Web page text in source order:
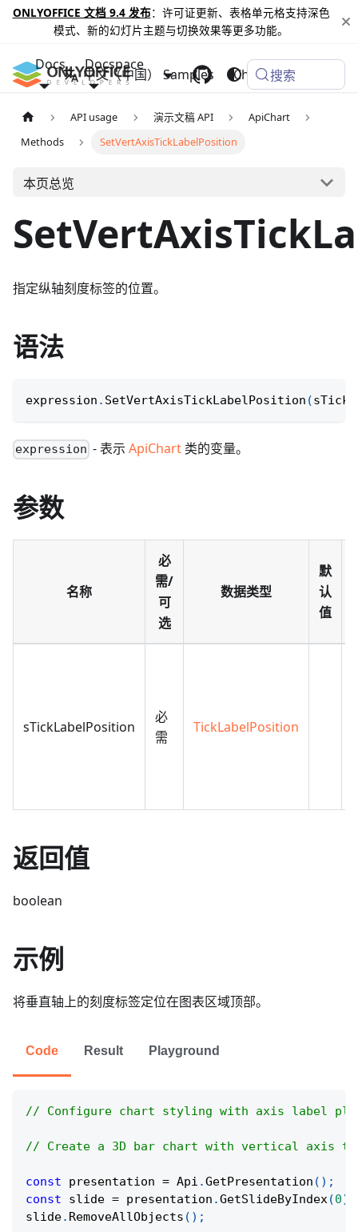
ONLYOFFICE 文档 9.4 发布：许可证更新、表格单元格支持深色
模式、新的幻灯片主题与切换效果等更多功能。
Docs Docspace
Samples Changelog
中文（中国） 搜索
API usage 演示文稿 API
ApiChart
Methods
SetVertAxisTickLabelPosition
本页总览
指定纵轴刻度标签的位置。
语法
expression . SetVertAxisTickLabelPosition (
expression - 表示ApiChart 类的变量。
参数
名称
必
需/
可
选
数据类型
默
认
值
sTickLabelPosition
必
需
TickLabelPosition
返回值
boolean
示例
将垂直轴上的刻度标签定位在图表区域顶部。
Code Result Playground
// Configure chart styling with axis label
// Create a 3D bar chart with vertical axis
const presentation = Api .GetPresentation ( ) ;
const slide = presentation .GetSlideByIndex(0)
slide. RemoveAllObjects ( ) ;